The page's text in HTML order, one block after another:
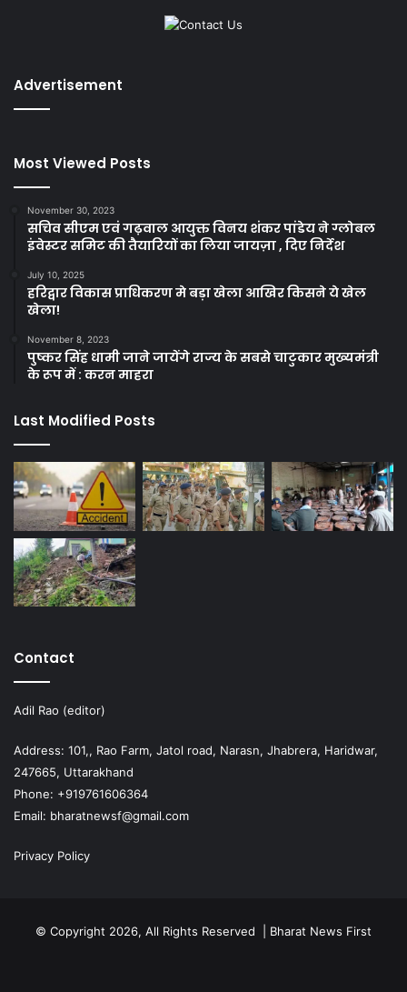
Advertisement
Most Viewed Posts
November 30, 2023
सचिव सीएम एवं गढ़वाल आयुक्त विनय शंकर पांडेय ने ग्लोबल
इंवेस्टर समिट की तैयारियों का लिया जायज़ा , दिए निर्देश
July 10, 2025
हरिद्वार विकास प्राधिकरण मे बड़ा खेला आखिर किसने ये खेल
खेला!
November 8, 2023
पुष्कर सिंह धामी जाने जायेंगे राज्य के सबसे चाटुकार मुख्यमंत्री
के रूप में : करन माहरा
Last Modified Posts
Contact
Adil Rao (editor)
Address: 101,, Rao Farm, Jatol road, Narasn, Jhabrera, Haridwar,
247665, Uttarakhand
Phone: +919761606364
Email: bharatnewsf@gmail.com
Privacy Policy
© Copyright 2026, All Rights Reserved | Bharat News First